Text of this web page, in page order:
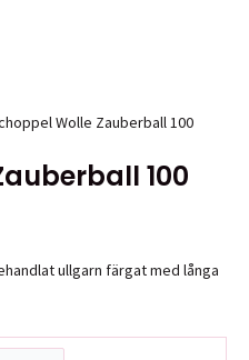
Wolle Zauberball 100
100
ullgarn färgat med långa